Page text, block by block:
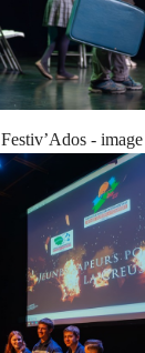
Festiv’Ados -